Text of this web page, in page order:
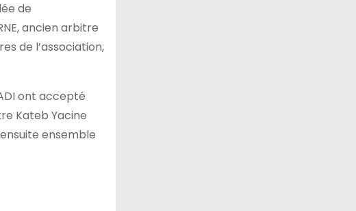
de
ancien arbitre
de l’association,
ont accepté
Kateb Yacine
ensemble